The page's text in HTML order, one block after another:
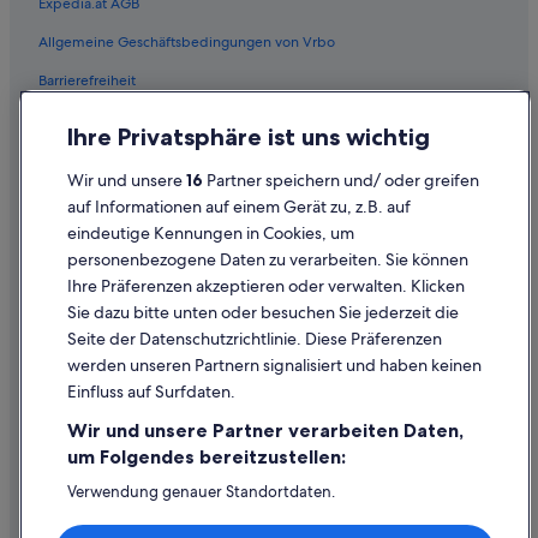
Flüge von Denver (DEN) nach Wien (VIE)
Flüge von Deauville (DOL) nach Wien (VIE)
Flüge von Darwin (DRW) nach Wien (VIE)
Flüge von Dortmund (DTM) nach Wien (VIE)
Flüge von San Sebastián (EAS) nach Wien (VIE)
Flüge von Erfurt (ERF) nach Wien (VIE)
Flüge von Ankara (ESB) nach Wien (VIE)
Flüge von Elat (ETH) nach Wien (VIE)
Flüge von Florianópolis (FLN) nach Wien (VIE)
Flüge von Frankfurt (FRA) nach Wien (VIE)
Flüge von Rio de Janeiro (GIG) nach Wien (VIE)
Flüge von Patras (GPA) nach Wien (VIE)
Flüge von Genf (GVA) nach Wien (VIE)
Allgemeine Geschäftsbedingungen von Vrbo
Barrierefreiheit
Rechtliche Hinweise/Kontakt
Inhaltsrichtlinien und Melden von Inhalten
Hilfe
Hilfe
Rückerstattungsprozess und Zeitrahmen
Buchen Sie einen Flug mit einer Gutschrift bei der Fluggesellschaft
Internationale Reisedokumente
Ihre Privatsphäre ist uns wichtig
Wir und unsere16 Partner speichern und/ oder greifen
auf Informationen auf einem Gerät zu, z.B. auf
eindeutige Kennungen in Cookies, um
personenbezogene Daten zu verarbeiten. Sie können
Ihre Präferenzen akzeptieren oder verwalten. Klicken
Sie dazu bitte unten oder besuchen Sie jederzeit die
Seite der Datenschutzrichtlinie. Diese Präferenzen
werden unseren Partnern signalisiert und haben keinen
Einfluss auf Surfdaten.
Wir und unsere Partner verarbeiten Daten,
um Folgendes bereitzustellen:
Verwendung genauer Standortdaten.
Speichern von oder Zugriff auf Informationen auf einem